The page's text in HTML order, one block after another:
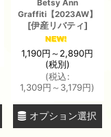
Betsy Ann
Graffiti【2023AW】
[伊産リバティ]
1,190円～2,890円
(税別)
(税込:
1,309円 ～3,179円)
オプション選択